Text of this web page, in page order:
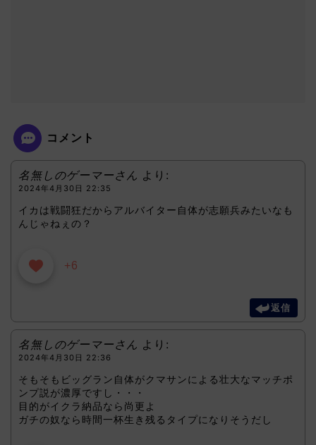
コメント
名無しのゲーマーさん より:
2024年4月30日 22:35
イカは戦闘狂だからアルバイター自体が志願兵みたいなも
んじゃねぇの？
+6
返信
名無しのゲーマーさん より:
2024年4月30日 22:36
そもそもビッグラン自体がクマサンによる壮大なマッチポ
ンプ説が濃厚ですし・・・
目的がイクラ納品なら尚更よ
ガチの奴なら時間一杯生き残るタイプになりそうだし